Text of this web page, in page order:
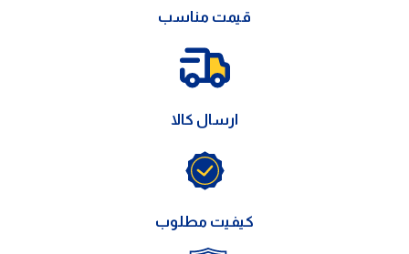
قیمت مناسب
ارسال کالا
کیفیت مطلوب